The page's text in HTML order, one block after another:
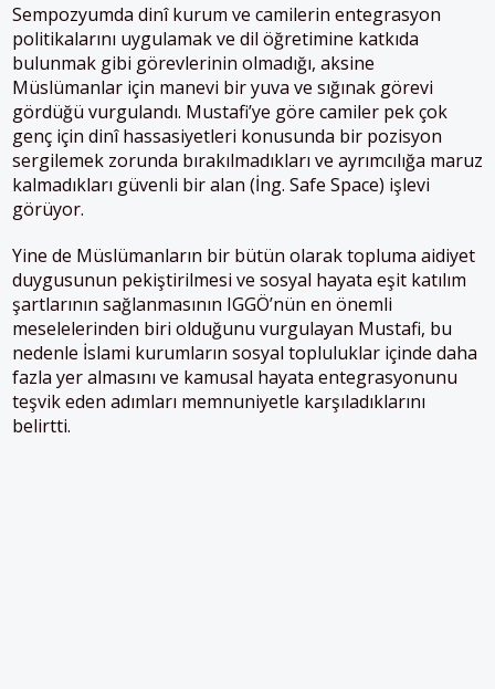
Sempozyumda dinî kurum ve camilerin entegrasyon
politikalarını uygulamak ve dil öğretimine katkıda
bulunmak gibi görevlerinin olmadığı, aksine
Müslümanlar için manevi bir yuva ve sığınak görevi
gördüğü vurgulandı. Mustafi’ye göre camiler pek çok
genç için dinî hassasiyetleri konusunda bir pozisyon
sergilemek zorunda bırakılmadıkları ve ayrımcılığa maruz
kalmadıkları güvenli bir alan (İng. Safe Space) işlevi
görüyor.
Yine de Müslümanların bir bütün olarak topluma aidiyet
duygusunun pekiştirilmesi ve sosyal hayata eşit katılım
şartlarının sağlanmasının IGGÖ’nün en önemli
meselelerinden biri olduğunu vurgulayan Mustafi, bu
nedenle İslami kurumların sosyal topluluklar içinde daha
fazla yer almasını ve kamusal hayata entegrasyonunu
teşvik eden adımları memnuniyetle karşıladıklarını
belirtti.